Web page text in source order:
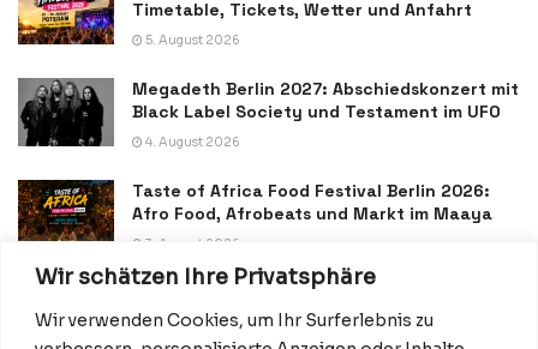
Wir schätzen Ihre Privatsphäre
Wir verwenden Cookies, um Ihr Surferlebnis zu
Timetable, Tickets, Wetter und Anfahrt
5. August 2026
Megadeth Berlin 2027: Abschiedskonzert mit
Black Label Society und Testament im UFO
4. August 2026
Taste of Africa Food Festival Berlin 2026:
Afro Food, Afrobeats und Markt im Maaya
3. August 2026